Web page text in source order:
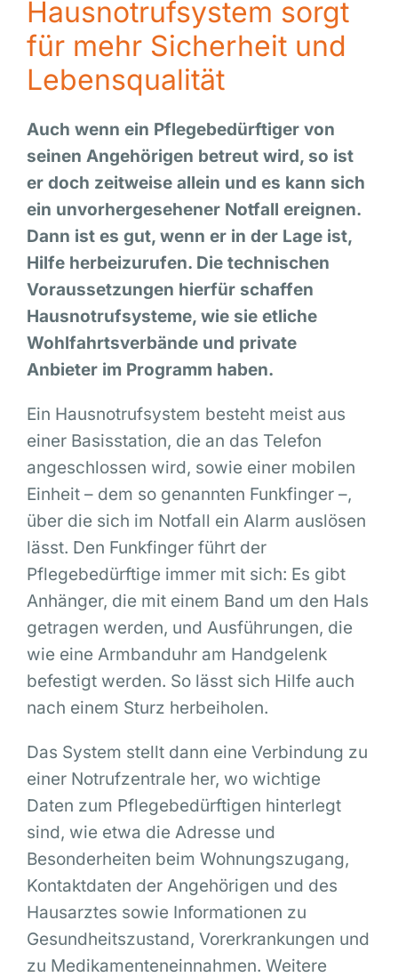
Hausnotrufsystem sorgt
für mehr Sicherheit und
Lebensqualität
Auch wenn ein Pflegebedürftiger von
seinen Angehörigen betreut wird, so ist
er doch zeitweise allein und es kann sich
ein unvorhergesehener Notfall ereignen.
Dann ist es gut, wenn er in der Lage ist,
Hilfe herbeizurufen. Die technischen
Voraussetzungen hierfür schaffen
Hausnotrufsysteme, wie sie etliche
Wohlfahrtsverbände und private
Anbieter im Programm haben.
Ein Hausnotrufsystem besteht meist aus
einer Basisstation, die an das Telefon
angeschlossen wird, sowie einer mobilen
Einheit – dem so genannten Funkfinger –,
über die sich im Notfall ein Alarm auslösen
lässt. Den Funkfinger führt der
Pflegebedürftige immer mit sich: Es gibt
Anhänger, die mit einem Band um den Hals
getragen werden, und Ausführungen, die
wie eine Armbanduhr am Handgelenk
befestigt werden. So lässt sich Hilfe auch
nach einem Sturz herbeiholen.
Das System stellt dann eine Verbindung zu
einer Notrufzentrale her, wo wichtige
Daten zum Pflegebedürftigen hinterlegt
sind, wie etwa die Adresse und
Besonderheiten beim Wohnungszugang,
Kontaktdaten der Angehörigen und des
Hausarztes sowie Informationen zu
Gesundheitszustand, Vorerkrankungen und
zu Medikamenteneinnahmen. Weitere